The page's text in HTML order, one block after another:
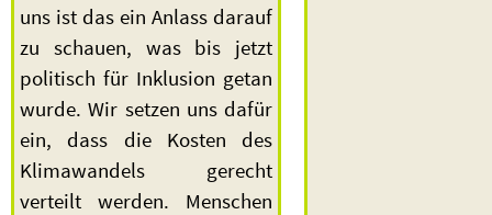
uns ist das ein Anlass darauf
zu schauen, was bis jetzt
politisch für Inklusion getan
wurde. Wir setzen uns dafür
ein, dass die Kosten des
Klimawandels gerecht
verteilt werden. Menschen